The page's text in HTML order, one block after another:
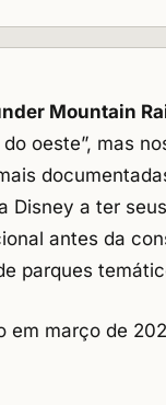
Mountain
oeste”, mas
Disney a ter
antes da
parques
em março de